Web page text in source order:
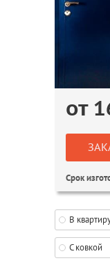
от
Срок
В
С ковкой